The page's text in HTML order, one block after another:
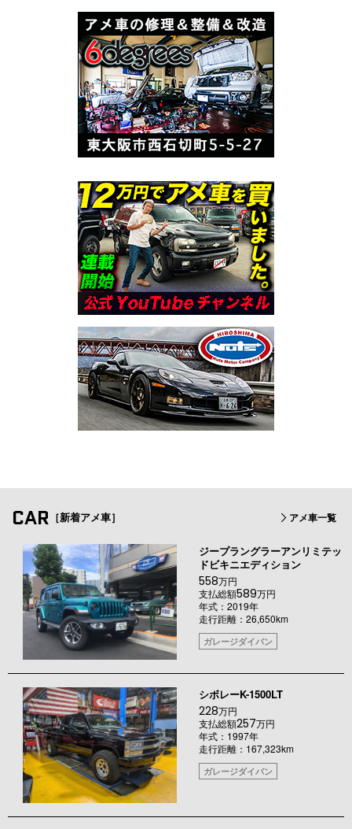
CAR ［新着アメ車］ アメ車一覧
ジープラングラーアンリミテッ
ドビキニエディション
558万円
支払総額589万円
年式：2019年
走行距離：26,650km
ガレージダイバン
シボレーK-1500LT
228万円
支払総額257万円
年式：1997年
走行距離：167,323km
ガレージダイバン